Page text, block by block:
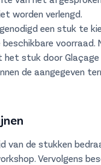
worden verlengd.
een stuk te
beschikbare voorraad.
stuk door Glaçage
de aangegeven
van de stukken
Vervolgens